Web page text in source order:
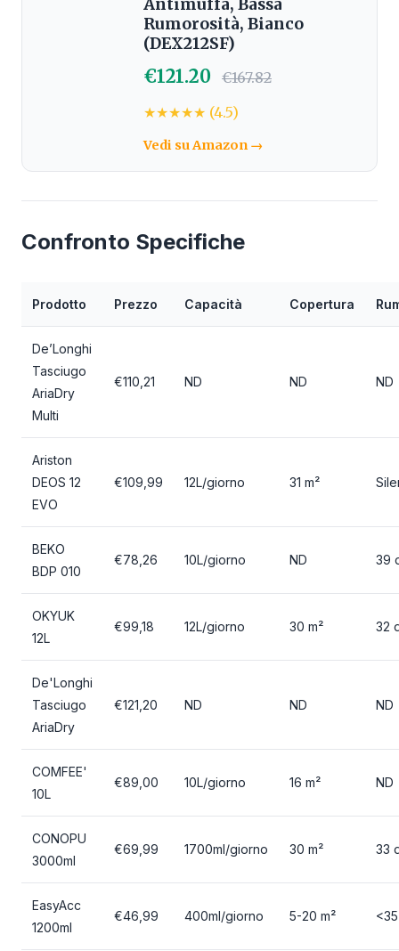
Antimuffa, Bassa
Rumorosità, Bianco
(DEX212SF)
€121.20
€167.82
★★★★★ (4.5)
Vedi su Amazon →
Confronto Specifiche
Prodotto Prezzo Capacità Copertura
De’Longhi
Tasciugo
AriaDry
Multi
€110,21 ND ND ND
Ariston
DEOS 12
EVO
€109,99 12L/giorno 31 m²
BEKO
BDP 010
€78,26 10L/giorno ND 39
OKYUK
12L
€99,18 12L/giorno 30 m² 32
De'Longhi
Tasciugo
AriaDry
€121,20 ND ND ND
COMFEE'
10L
€89,00 10L/giorno 16 m² ND
CONOPU
3000ml
€69,99 1700ml/giorno 30 m² 33
EasyAcc
1200ml
€46,99 400ml/giorno 5-20 m²